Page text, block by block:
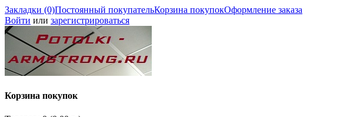
Закладки (0)Постоянный покупательКорзина покупокОформление заказа
Войти или зарегистрироваться
Корзина покупок